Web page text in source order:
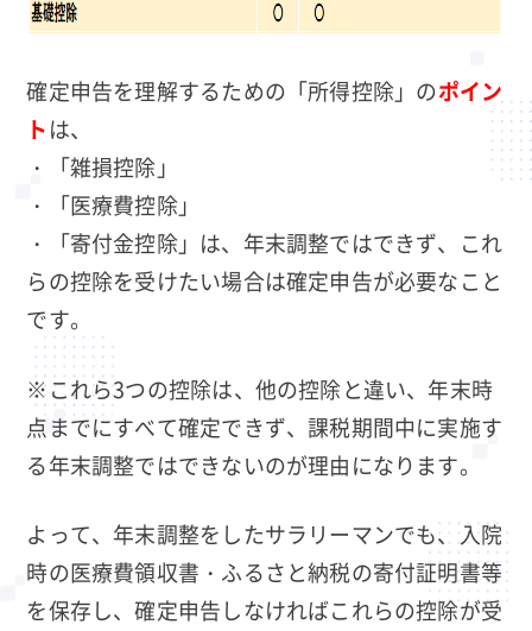
確定申告を理解するための「所得控除」のポイン
トは、
・「雑損控除」
・「医療費控除」
・「寄付金控除」は、年末調整ではできず、これ
らの控除を受けたい場合は確定申告が必要なこと
です。
※これら3つの控除は、他の控除と違い、年末時
点までにすべて確定できず、課税期間中に実施す
る年末調整ではできないのが理由になります。
よって、年末調整をしたサラリーマンでも、入院
時の医療費領収書・ふるさと納税の寄付証明書等
を保存し、確定申告しなければこれらの控除が受